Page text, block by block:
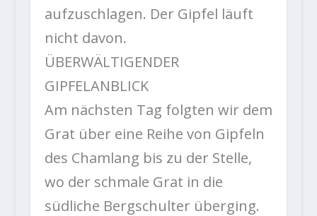
aufzuschlagen. Der Gipfel läuft
nicht davon.
ÜBERWÄLTIGENDER
GIPFELANBLICK
Am nächsten Tag folgten wir dem
Grat über eine Reihe von Gipfeln
des Chamlang bis zu der Stelle,
wo der schmale Grat in die
südliche Bergschulter überging.